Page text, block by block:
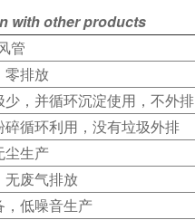
with other products
管
零排放
，并循环沉淀使用，不外排
循环利用，没有垃圾外排
尘生产
无废气排放
，低噪音生产